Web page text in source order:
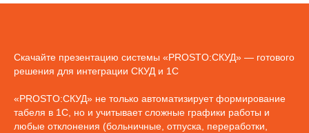
Скачайте презентацию системы «PROSTO:СКУД» — готового
решения для интеграции СКУД и 1С
«PROSTO:СКУД» не только автоматизирует формирование
табеля в 1С, но и учитывает сложные графики работы и
любые отклонения (больничные, отпуска, переработки,